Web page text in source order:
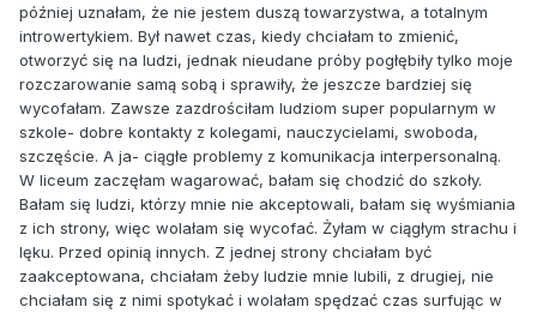
później uznałam, że nie jestem duszą towarzystwa, a totalnym
introwertykiem. Był nawet czas, kiedy chciałam to zmienić,
otworzyć się na ludzi, jednak nieudane próby pogłębiły tylko moje
rozczarowanie samą sobą i sprawiły, że jeszcze bardziej się
wycofałam. Zawsze zazdrościłam ludziom super popularnym w
szkole- dobre kontakty z kolegami, nauczycielami, swoboda,
szczęście. A ja- ciągłe problemy z komunikacja interpersonalną.
W liceum zaczęłam wagarować, bałam się chodzić do szkoły.
Bałam się ludzi, którzy mnie nie akceptowali, bałam się wyśmiania
z ich strony, więc wolałam się wycofać. Żyłam w ciągłym strachu i
lęku. Przed opinią innych. Z jednej strony chciałam być
zaakceptowana, chciałam żeby ludzie mnie lubili, z drugiej, nie
chciałam się z nimi spotykać i wolałam spędzać czas surfując w